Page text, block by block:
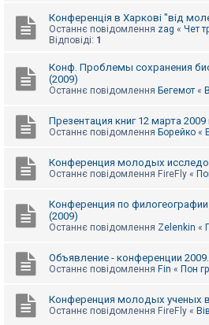
а
Конференція в Харкові "від
Останнє повідомлення zag « Чет
Відповіді: 1
Конф. Проблемы сохранения
(2009)
Останнє повідомлення Бегемот «
Презентация книг 12 марта 2009
Останнє повідомлення Борейко «
Конференция молодых
Останнє повідомлення FireFly «
Конференция по
(2009)
Останнє повідомлення Zelenkin «
Объявление - конференции 2009.
Останнє повідомлення Fin « Пон
Конференция молодых ученых
Останнє повідомлення FireFly «